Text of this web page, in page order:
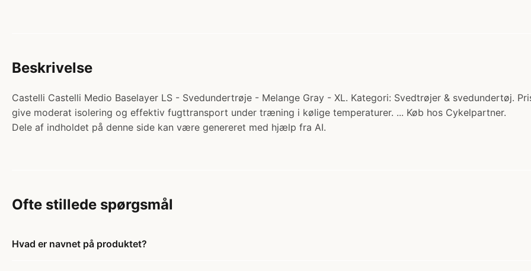
Beskrivelse
Castelli Castelli Medio Baselayer LS - Svedundertrøje - Melange Gray - XL. Kategori: Svedtrøjer & svedundertøj.
give moderat isolering og effektiv fugttransport under træning i kølige temperaturer. ... Køb hos Cykelpartner.
Dele af indholdet på denne side kan være genereret med hjælp fra AI.
Ofte stillede spørgsmål
Hvad er navnet på produktet?